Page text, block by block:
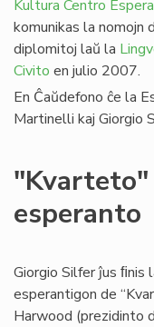
Kultura Centro
komunikas la nomojn
diplomitoj laŭ la
Civito en julio 2007.
En Ĉaŭdefono ĉe la
Martinelli kaj Giorgio
"Kvarteto"
esperanto
Giorgio Silfer ĵus ﬁnis
esperantigon de
Harwood (prezidinto